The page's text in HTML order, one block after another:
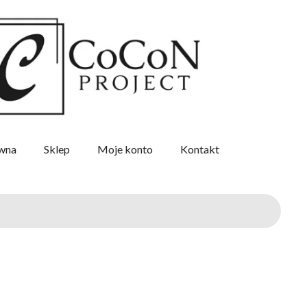
Sklep Moje konto Kontakt